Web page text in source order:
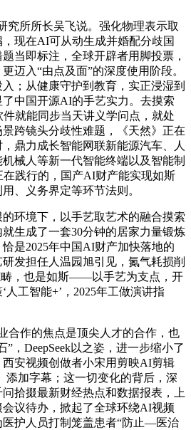
所所长吴飞说。强化物理表示取
现在AI可从动生成并婚配分歧国
当即标注，全球开辟者用脚投票，
迈入“由点及面”的深度使用阶段。
；从健康守护到教育，实正浸湿到
中国开源AI的手艺实力。去摸索
就能同步当天讲义学问点，就处
跨镜头分歧性难题，《天然》正在
鼎力成长智能网联新能源汽车、人
械人等新一代智能终端以及智能制
践行的，国产AI财产能实现如斯
、义务界定等环节法则。
境下，以手艺取艺术的融合摸索
生成了一套30分钟的居家力量锻炼
是2025年中国AI财产加快落地的
发担任人温园旭引见，氮气耗损削
畴，也是如斯——以手艺为支点，开
人工智能+’，2025年工做演讲指
作的焦点是顶尖人才的合作，也
”，DeepSeek以之姿，进一步缩小了
安视频创做者小宋用剪映AI剪辑
添加字幕；这一切变化的背后，深
拾掇最新财经热点和数据报表，上
议待办，掀起了全球环绕AI视频
护人员打制笼盖患者“防止—医治